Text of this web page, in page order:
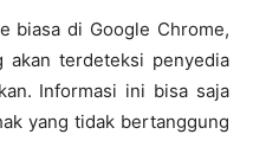
biasa di Google Chrome,
akan terdeteksi penyedia
Informasi ini bisa saja
yang tidak bertanggung